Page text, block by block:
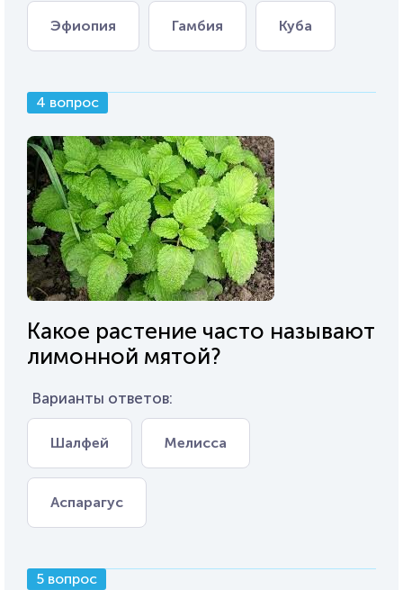
Эфиопия Гамбия Куба
4 вопрос
Какое растение часто называют
лимонной мятой?
Варианты ответов:
Шалфей Мелисса
Аспарагус
5 вопрос